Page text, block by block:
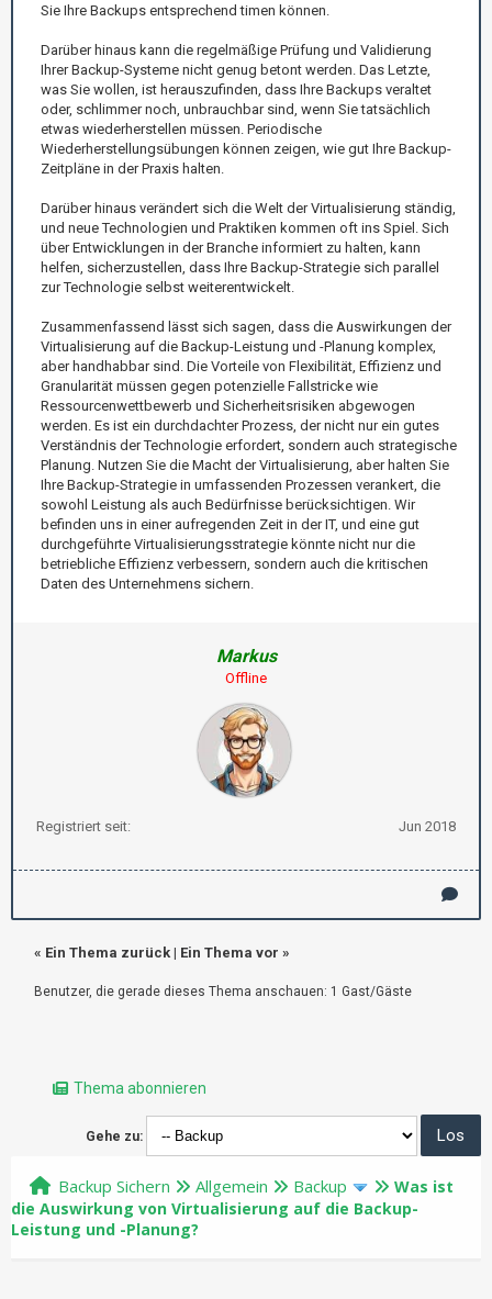
Sie Ihre Backups entsprechend timen können.
Darüber hinaus kann die regelmäßige Prüfung und Validierung
Ihrer Backup-Systeme nicht genug betont werden. Das Letzte,
was Sie wollen, ist herauszufinden, dass Ihre Backups veraltet
oder, schlimmer noch, unbrauchbar sind, wenn Sie tatsächlich
etwas wiederherstellen müssen. Periodische
Wiederherstellungsübungen können zeigen, wie gut Ihre Backup-
Zeitpläne in der Praxis halten.
Darüber hinaus verändert sich die Welt der Virtualisierung ständig,
und neue Technologien und Praktiken kommen oft ins Spiel. Sich
über Entwicklungen in der Branche informiert zu halten, kann
helfen, sicherzustellen, dass Ihre Backup-Strategie sich parallel
zur Technologie selbst weiterentwickelt.
Zusammenfassend lässt sich sagen, dass die Auswirkungen der
Virtualisierung auf die Backup-Leistung und -Planung komplex,
aber handhabbar sind. Die Vorteile von Flexibilität, Effizienz und
Granularität müssen gegen potenzielle Fallstricke wie
Ressourcenwettbewerb und Sicherheitsrisiken abgewogen
werden. Es ist ein durchdachter Prozess, der nicht nur ein gutes
Verständnis der Technologie erfordert, sondern auch strategische
Planung. Nutzen Sie die Macht der Virtualisierung, aber halten Sie
Ihre Backup-Strategie in umfassenden Prozessen verankert, die
sowohl Leistung als auch Bedürfnisse berücksichtigen. Wir
befinden uns in einer aufregenden Zeit in der IT, und eine gut
durchgeführte Virtualisierungsstrategie könnte nicht nur die
betriebliche Effizienz verbessern, sondern auch die kritischen
Daten des Unternehmens sichern.
Markus
Offline
Registriert seit: Jun 2018
« Ein Thema zurück | Ein Thema vor »
Benutzer, die gerade dieses Thema anschauen: 1 Gast/Gäste
Thema abonnieren
Gehe zu:
Backup Sichern Allgemein Backup
Was ist
die Auswirkung von Virtualisierung auf die Backup-
Leistung und -Planung?